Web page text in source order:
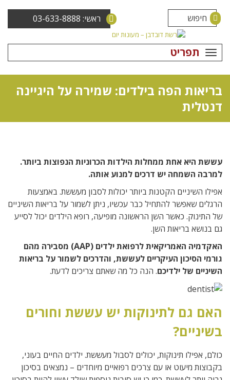
ראשי: 03-633-8888
בריאות הפה בילדים: שמירה על היגיינה
דנטלית
עששת היא אחת ממחלות הילדות הכרוניות הנפוצות ביותר.
למרבה השמחה יש דרכים למנוע אותה.
אפילו השיניים הקטנות ביותר יכולות לסבון מעששת. באמצעות
הרגלים שאפשר להתחיל כבר עכשיו, ניתן לשמור על בריאות השיניים
של התינוק. כאשר השן הראשונה מופיעה, רופא הילדים יכול לסייע
גם בנושא בריאות השן.
האקדמיה האמריקאית לרפואת ילדים (AAP) מסבירה מהם
גורמי הסיכון העיקריים לעששת, והדרכים לשמור על בריאות
השיניים של ילדיכם. הנה כל מה שאתם צריכים לדעת.
האם גם לתינוקות יש עששת וחורים
בשיניים?
כולם, אפילו תינוקות, יכולים לסבול מעששת. ילדים החיים בעוני,
בקבוצות מיעוט או עם צרכים רפואיים מיוחדים – נמצאים בסיכון